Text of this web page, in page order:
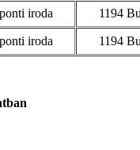
iroda 1194
iroda 1194